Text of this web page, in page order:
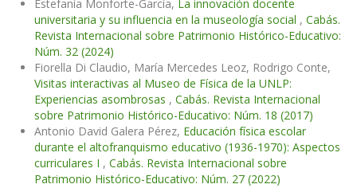
Estefanía Monforte-García, La innovación docente
universitaria y su influencia en la museología social , Cabás.
Revista Internacional sobre Patrimonio Histórico-Educativo:
Núm. 32 (2024)
Fiorella Di Claudio, María Mercedes Leoz, Rodrigo Conte,
Visitas interactivas al Museo de Física de la UNLP:
Experiencias asombrosas , Cabás. Revista Internacional
sobre Patrimonio Histórico-Educativo: Núm. 18 (2017)
Antonio David Galera Pérez, Educación física escolar
durante el altofranquismo educativo (1936-1970): Aspectos
curriculares I , Cabás. Revista Internacional sobre
Patrimonio Histórico-Educativo: Núm. 27 (2022)